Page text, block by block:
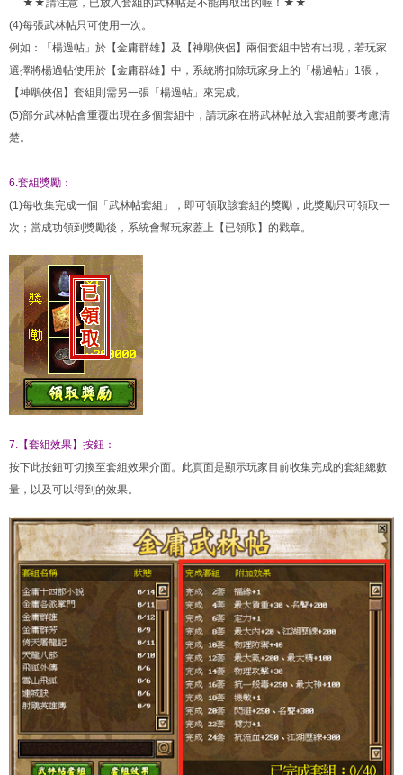
(4)每張武林帖只可使用一次。
例如：「楊過帖」於【金庸群雄】及【神鵰俠侶】兩個套組中皆有出現，若玩家
選擇將楊過帖使用於【金庸群雄】中，系統將扣除玩家身上的「楊過帖」1張，
【神鵰俠侶】套組則需另一張「楊過帖」來完成。
(5)部分武林帖會重覆出現在多個套組中，請玩家在將武林帖放入套組前要考慮清
楚。
6.套組獎勵：
(1)每收集完成一個「武林帖套組」，即可領取該套組的獎勵，此獎勵只可領取一
次；當成功領到獎勵後，系統會幫玩家蓋上【已領取】的戳章。
7.【套組效果】按鈕：
按下此按鈕可切換至套組效果介面。此頁面是顯示玩家目前收集完成的套組總數
量，以及可以得到的效果。